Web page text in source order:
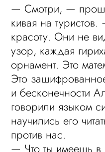
— Смотри, —
кивая на
красоту. Они не
узор, каждая
орнамент. Это
Это
и бесконечности
говорили языком
научились его
против нас.
— Что ты имеешь